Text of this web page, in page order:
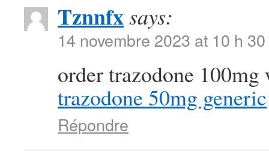
Tznnfxsays:
14 novembre 2023 at 10 h
order trazodone
trazodone 50mg generic
Répondre